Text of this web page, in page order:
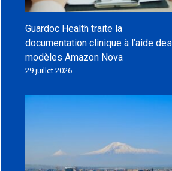
Guardoc Health traite la
documentation clinique à l’aide des
modèles Amazon Nova
29 juillet 2026